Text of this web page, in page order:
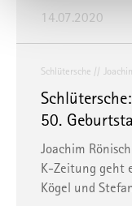
Behörden der
bedeuten, ohne
Einstellungen
Sie können Ihre
Sie in unserer
Impressum
14.07.2020
Schlütersche
50.
Joachim
K-Zeitung geht
Kögel und